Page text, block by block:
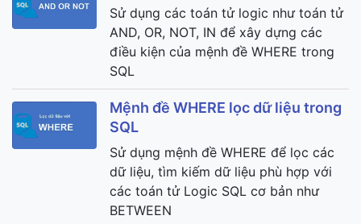
Sử dụng các toán tử logic như toán tử
AND, OR, NOT, IN để xây dựng các
điều kiện của mệnh đề WHERE trong
SQL
Mệnh đề WHERE lọc dữ liệu trong
SQL
Sử dụng mệnh đề WHERE để lọc các
dữ liệu, tìm kiếm dữ liệu phù hợp với
các toán tử Logic SQL cơ bản như
BETWEEN